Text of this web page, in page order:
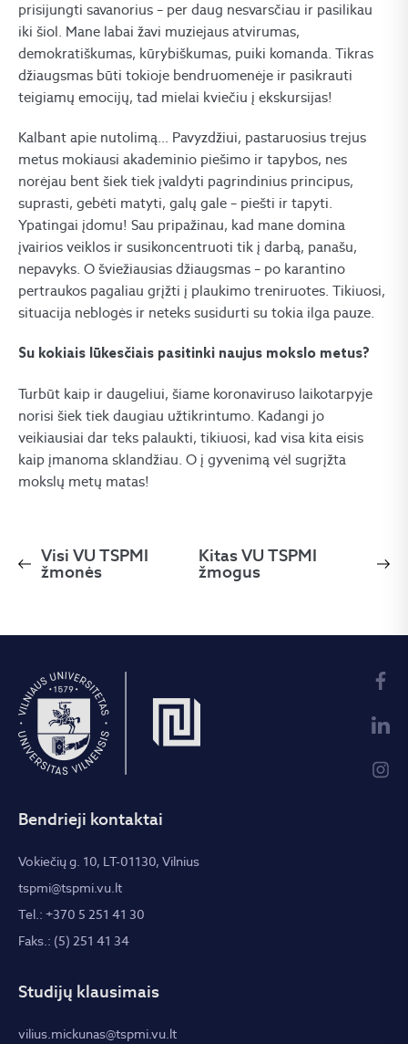
prisijungti savanorius – per daug nesvarsčiau ir pasilikau
iki šiol. Mane labai žavi muziejaus atvirumas,
demokratiškumas, kūrybiškumas, puiki komanda. Tikras
džiaugsmas būti tokioje bendruomenėje ir pasikrauti
teigiamų emocijų, tad mielai kviečiu į ekskursijas!
Kalbant apie nutolimą… Pavyzdžiui, pastaruosius trejus
metus mokiausi akademinio piešimo ir tapybos, nes
norėjau bent šiek tiek įvaldyti pagrindinius principus,
suprasti, gebėti matyti, galų gale – piešti ir tapyti.
Ypatingai įdomu! Sau pripažinau, kad mane domina
įvairios veiklos ir susikoncentruoti tik į darbą, panašu,
nepavyks. O šviežiausias džiaugsmas – po karantino
pertraukos pagaliau grįžti į plaukimo treniruotes. Tikiuosi,
situacija neblogės ir neteks susidurti su tokia ilga pauze.
Su kokiais lūkesčiais pasitinki naujus mokslo metus?
Turbūt kaip ir daugeliui, šiame koronaviruso laikotarpyje
norisi šiek tiek daugiau užtikrintumo. Kadangi jo
veikiausiai dar teks palaukti, tikiuosi, kad visa kita eisis
kaip įmanoma sklandžiau. O į gyvenimą vėl sugrįžta
mokslų metų matas!
Visi VU TSPMI
žmonės
Kitas VU TSPMI
žmogus
Bendrieji kontaktai
Vokiečių g. 10, LT-01130, Vilnius
tspmi@tspmi.vu.lt
Tel.: +370 5 251 41 30
Faks.: (5) 251 41 34
Studijų klausimais
vilius.mickunas@tspmi.vu.lt